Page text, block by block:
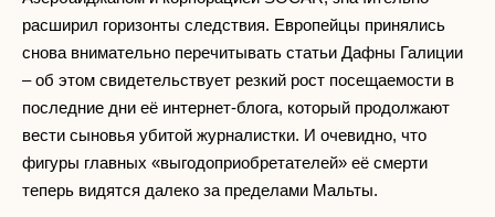
расширил горизонты следствия. Европейцы принялись
снова внимательно перечитывать статьи Дафны Галиции
– об этом свидетельствует резкий рост посещаемости в
последние дни её интернет-блога, который продолжают
вести сыновья убитой журналистки. И очевидно, что
фигуры главных «выгодоприобретателей» её смерти
теперь видятся далеко за пределами Мальты.